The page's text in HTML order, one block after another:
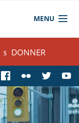
MENU
DONNER